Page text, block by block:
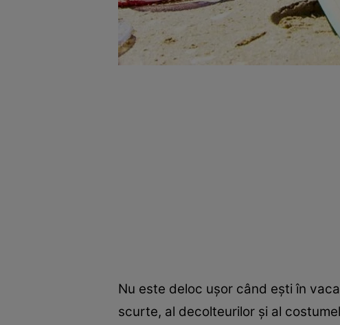
Nu este deloc uşor când eşti în
scurte, al decolteurilor şi al